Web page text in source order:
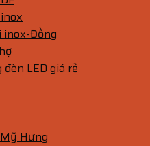
inox-Đồng
LED giá rẻ
Hưng